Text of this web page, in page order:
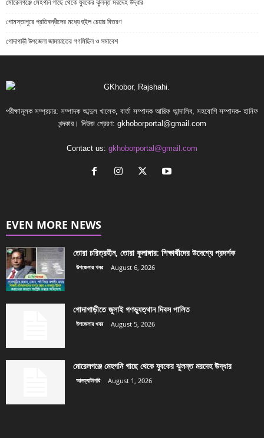
মোরেলগঞ্জে মেহগনি গাছে থেকে যুবকের ঝুলন্ত মরদেহ উদ্ধার
গোমস্তাপুরে প্রতিবন্ধীদের মধ্যে হুইল চেয়ার বিতরণ
গোদাগাড়ী উপজেলা জামায়াতের গণমিছিল ও সমাবেশ
পরীক্ষামূলক সম্প্রচার: সম্পাদক আব্দুল খালেক, বার্তা সম্পাদক আরিফ আন্দালিব, সহযোগি সম্পাদক- হানিফ
খন্দকার। নিউজ প্রেরণ: gkhoborportal@gmail.com
Contact us: gkhoborportal@gmail.com
EVEN MORE NEWS
তোরা চরিত্রহীন, তোরা কুলাঙ্গার: শিক্ষার্থীদের উদেশ্যে প্রদর্শক
উপজেলার খবর August 6, 2026
গোদাগাড়ীতে জুলাই গণভ্যুত্থান দিবস পালিত
উপজেলার খবর August 5, 2026
মোরেলগঞ্জে মেহগনি গাছে থেকে যুবকের ঝুলন্ত মরদেহ উদ্ধার
আনক্যাটাগরি August 1, 2026